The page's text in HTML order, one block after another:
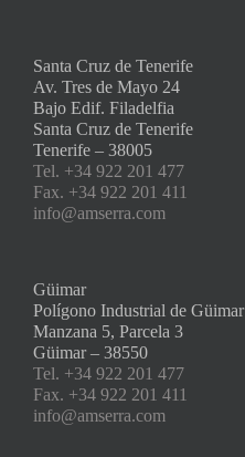
Santa Cruz de Tenerife
Av. Tres de Mayo 24
Bajo Edif. Filadelfia
Santa Cruz de Tenerife
Tenerife – 38005
Tel. +34 922 201 477
Fax. +34 922 201 411
info@amserra.com
Güimar
Polígono Industrial de Güimar
Manzana 5, Parcela 3
Güimar – 38550
Tel. +34 922 201 477
Fax. +34 922 201 411
info@amserra.com